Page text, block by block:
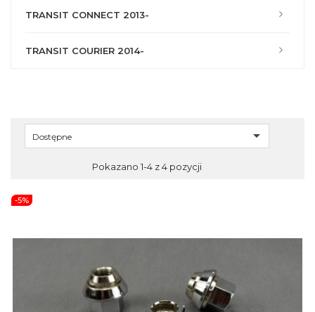
TRANSIT CONNECT 2013-
TRANSIT COURIER 2014-
Dostępne 
Pokazano 1-4 z 4 pozycji
-5%